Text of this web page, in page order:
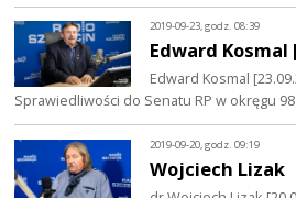
2019-09-23, godz. 08:39
Edward Kosmal
Edward Kosmal
Sprawiedliwości do Senatu RP w okręgu 98
2019-09-20, godz. 09:19
Wojciech Lizak